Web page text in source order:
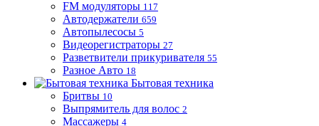
FM модуляторы 117
Автодержатели 659
Автопылесосы 5
Видеорегистраторы 27
Разветвители прикуривателя 55
Разное Авто 18
Бытовая техника
Бритвы 10
Выпрямитель для волос 2
Массажеры 4